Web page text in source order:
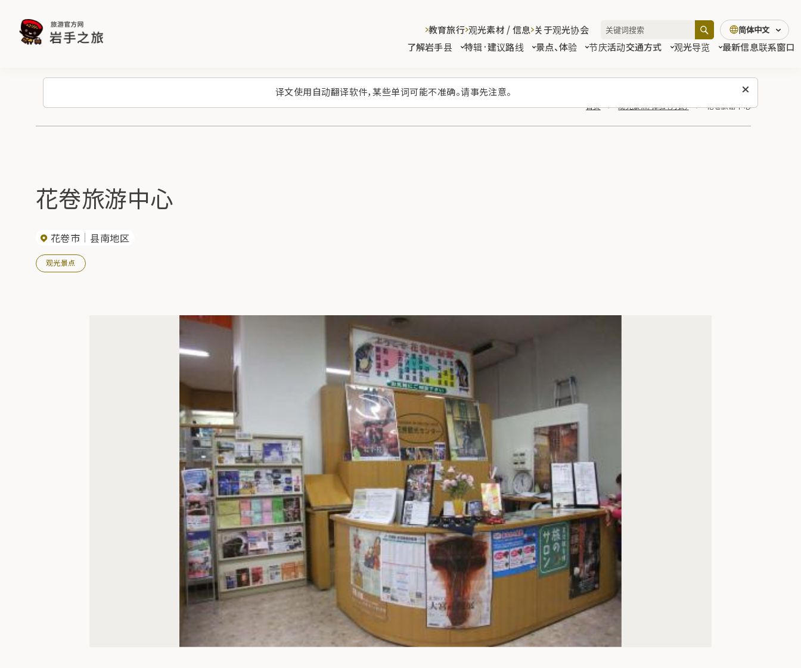
译文使用自动翻译软件，某些单词可能不准确。请事先注意。
了解岩手县 特辑·建议路线 景点、体验 节庆活动交通方式 观光导览 最新信息联系窗口
教育旅行 观光素材 / 信息 关于观光协会 简体中文
首页 观光景点/体验（列表） 花卷旅游中心
花卷旅游中心
花卷市 县南地区
观光景点